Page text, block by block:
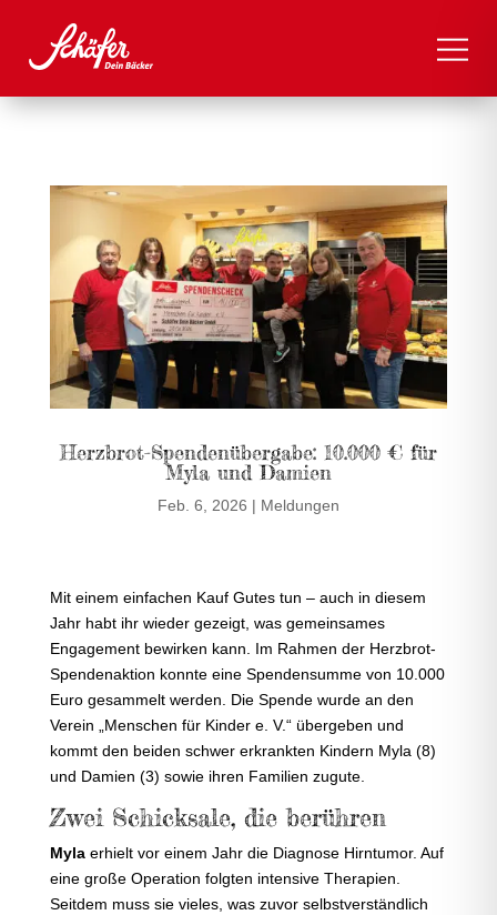
Herzbrot-Spendenübergabe: 10.000 € für
Myla und Damien
Feb. 6, 2026 | Meldungen
Mit einem einfachen Kauf Gutes tun – auch in diesem
Jahr habt ihr wieder gezeigt, was gemeinsames
Engagement bewirken kann. Im Rahmen der Herzbrot-
Spendenaktion konnte eine Spendensumme von 10.000
Euro gesammelt werden. Die Spende wurde an den
Verein „Menschen für Kinder e. V.“ übergeben und
kommt den beiden schwer erkrankten Kindern Myla (8)
und Damien (3) sowie ihren Familien zugute.
Zwei Schicksale, die berühren
Mylaerhielt vor einem Jahr die Diagnose Hirntumor. Auf
eine große Operation folgten intensive Therapien.
Seitdem muss sie vieles, was zuvor selbstverständlich